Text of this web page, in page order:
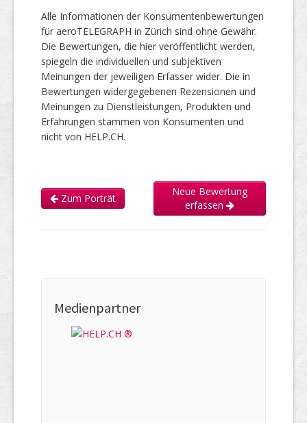
Alle Informationen der Konsumentenbewertungen
für aeroTELEGRAPH in Zürich sind ohne Gewähr.
Die Bewertungen, die hier veröffentlicht werden,
spiegeln die individuellen und subjektiven
Meinungen der jeweiligen Erfasser wider. Die in
Bewertungen widergegebenen Rezensionen und
Meinungen zu Dienstleistungen, Produkten und
Erfahrungen stammen von Konsumenten und
nicht von HELP.CH.
Zum Porträt
Neue Bewertung
erfassen
Medienpartner